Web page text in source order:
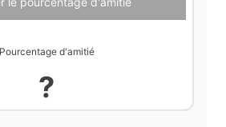
Pourcentage d'amitié
?